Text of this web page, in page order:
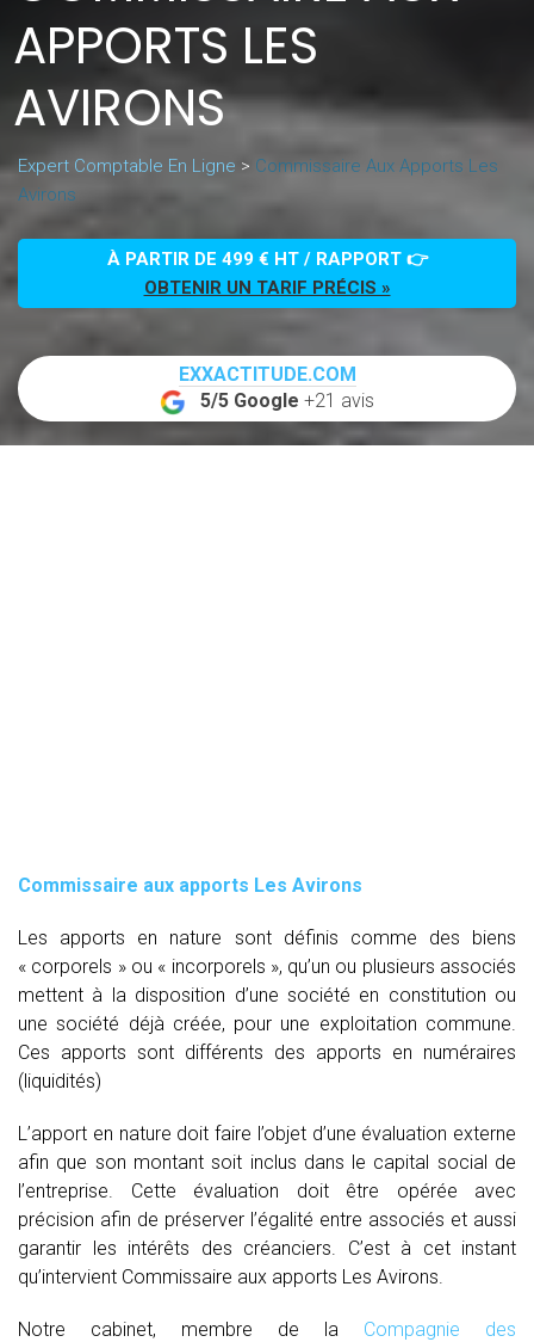
APPORTS LES
AVIRONS
Expert Comptable En Ligne > Commissaire Aux Apports Les
Avirons
À PARTIR DE 499 € HT / RAPPORT 👉
OBTENIR UN TARIF PRÉCIS »
EXXACTITUDE.COM
5/5 Google +21 avis
Commissaire aux apports Les Avirons
Les apports en nature sont définis comme des biens
« corporels » ou « incorporels », qu’un ou plusieurs associés
mettent à la disposition d’une société en constitution ou
une société déjà créée, pour une exploitation commune.
Ces apports sont différents des apports en numéraires
(liquidités)
L’apport en nature doit faire l’objet d’une évaluation externe
afin que son montant soit inclus dans le capital social de
l’entreprise. Cette évaluation doit être opérée avec
précision afin de préserver l’égalité entre associés et aussi
garantir les intérêts des créanciers. C’est à cet instant
qu’intervient Commissaire aux apports Les Avirons.
Notre cabinet, membre de la Compagnie des